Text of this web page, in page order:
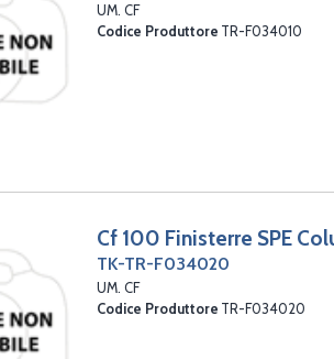
UM. CF
Codice Produttore TR-F034010
Cf 100 Finisterre SPE
TK-TR-F034020
UM. CF
Codice Produttore TR-F034020